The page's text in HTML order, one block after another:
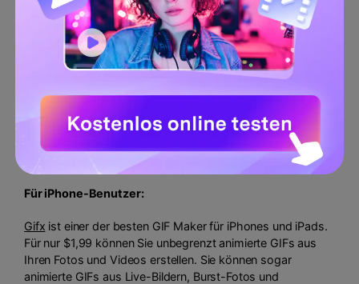
beginnen.
Primäre Funktionen:
GIFs zur Offline-Wiedergabe oder zum Teilen
herunterladen.
GIFs direkt an Facebook, E-Mail, WhatsApp, Skype
und mehr weitergeben.
Erstellen Sie Coub-Kanäle und folgen Sie anderen
Kanälen für Updates.
Für iPhone-Benutzer:
Gifx ist einer der besten GIF Maker für iPhones und iPads.
Für nur $1,99 können Sie unbegrenzt animierte GIFs aus
Ihren Fotos und Videos erstellen. Sie können sogar
animierte GIFs aus Live-Bildern, Burst-Fotos und